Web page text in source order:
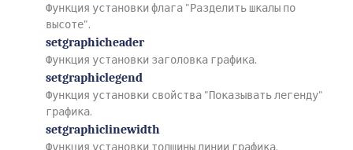
Функция установки флага "Разделить шкалы по
высоте".
setgraphicheader
Функция установки заголовка графика.
setgraphiclegend
Функция установки свойства "Показывать легенду"
графика.
setgraphiclinewidth
Функция установки толщины линии графика.